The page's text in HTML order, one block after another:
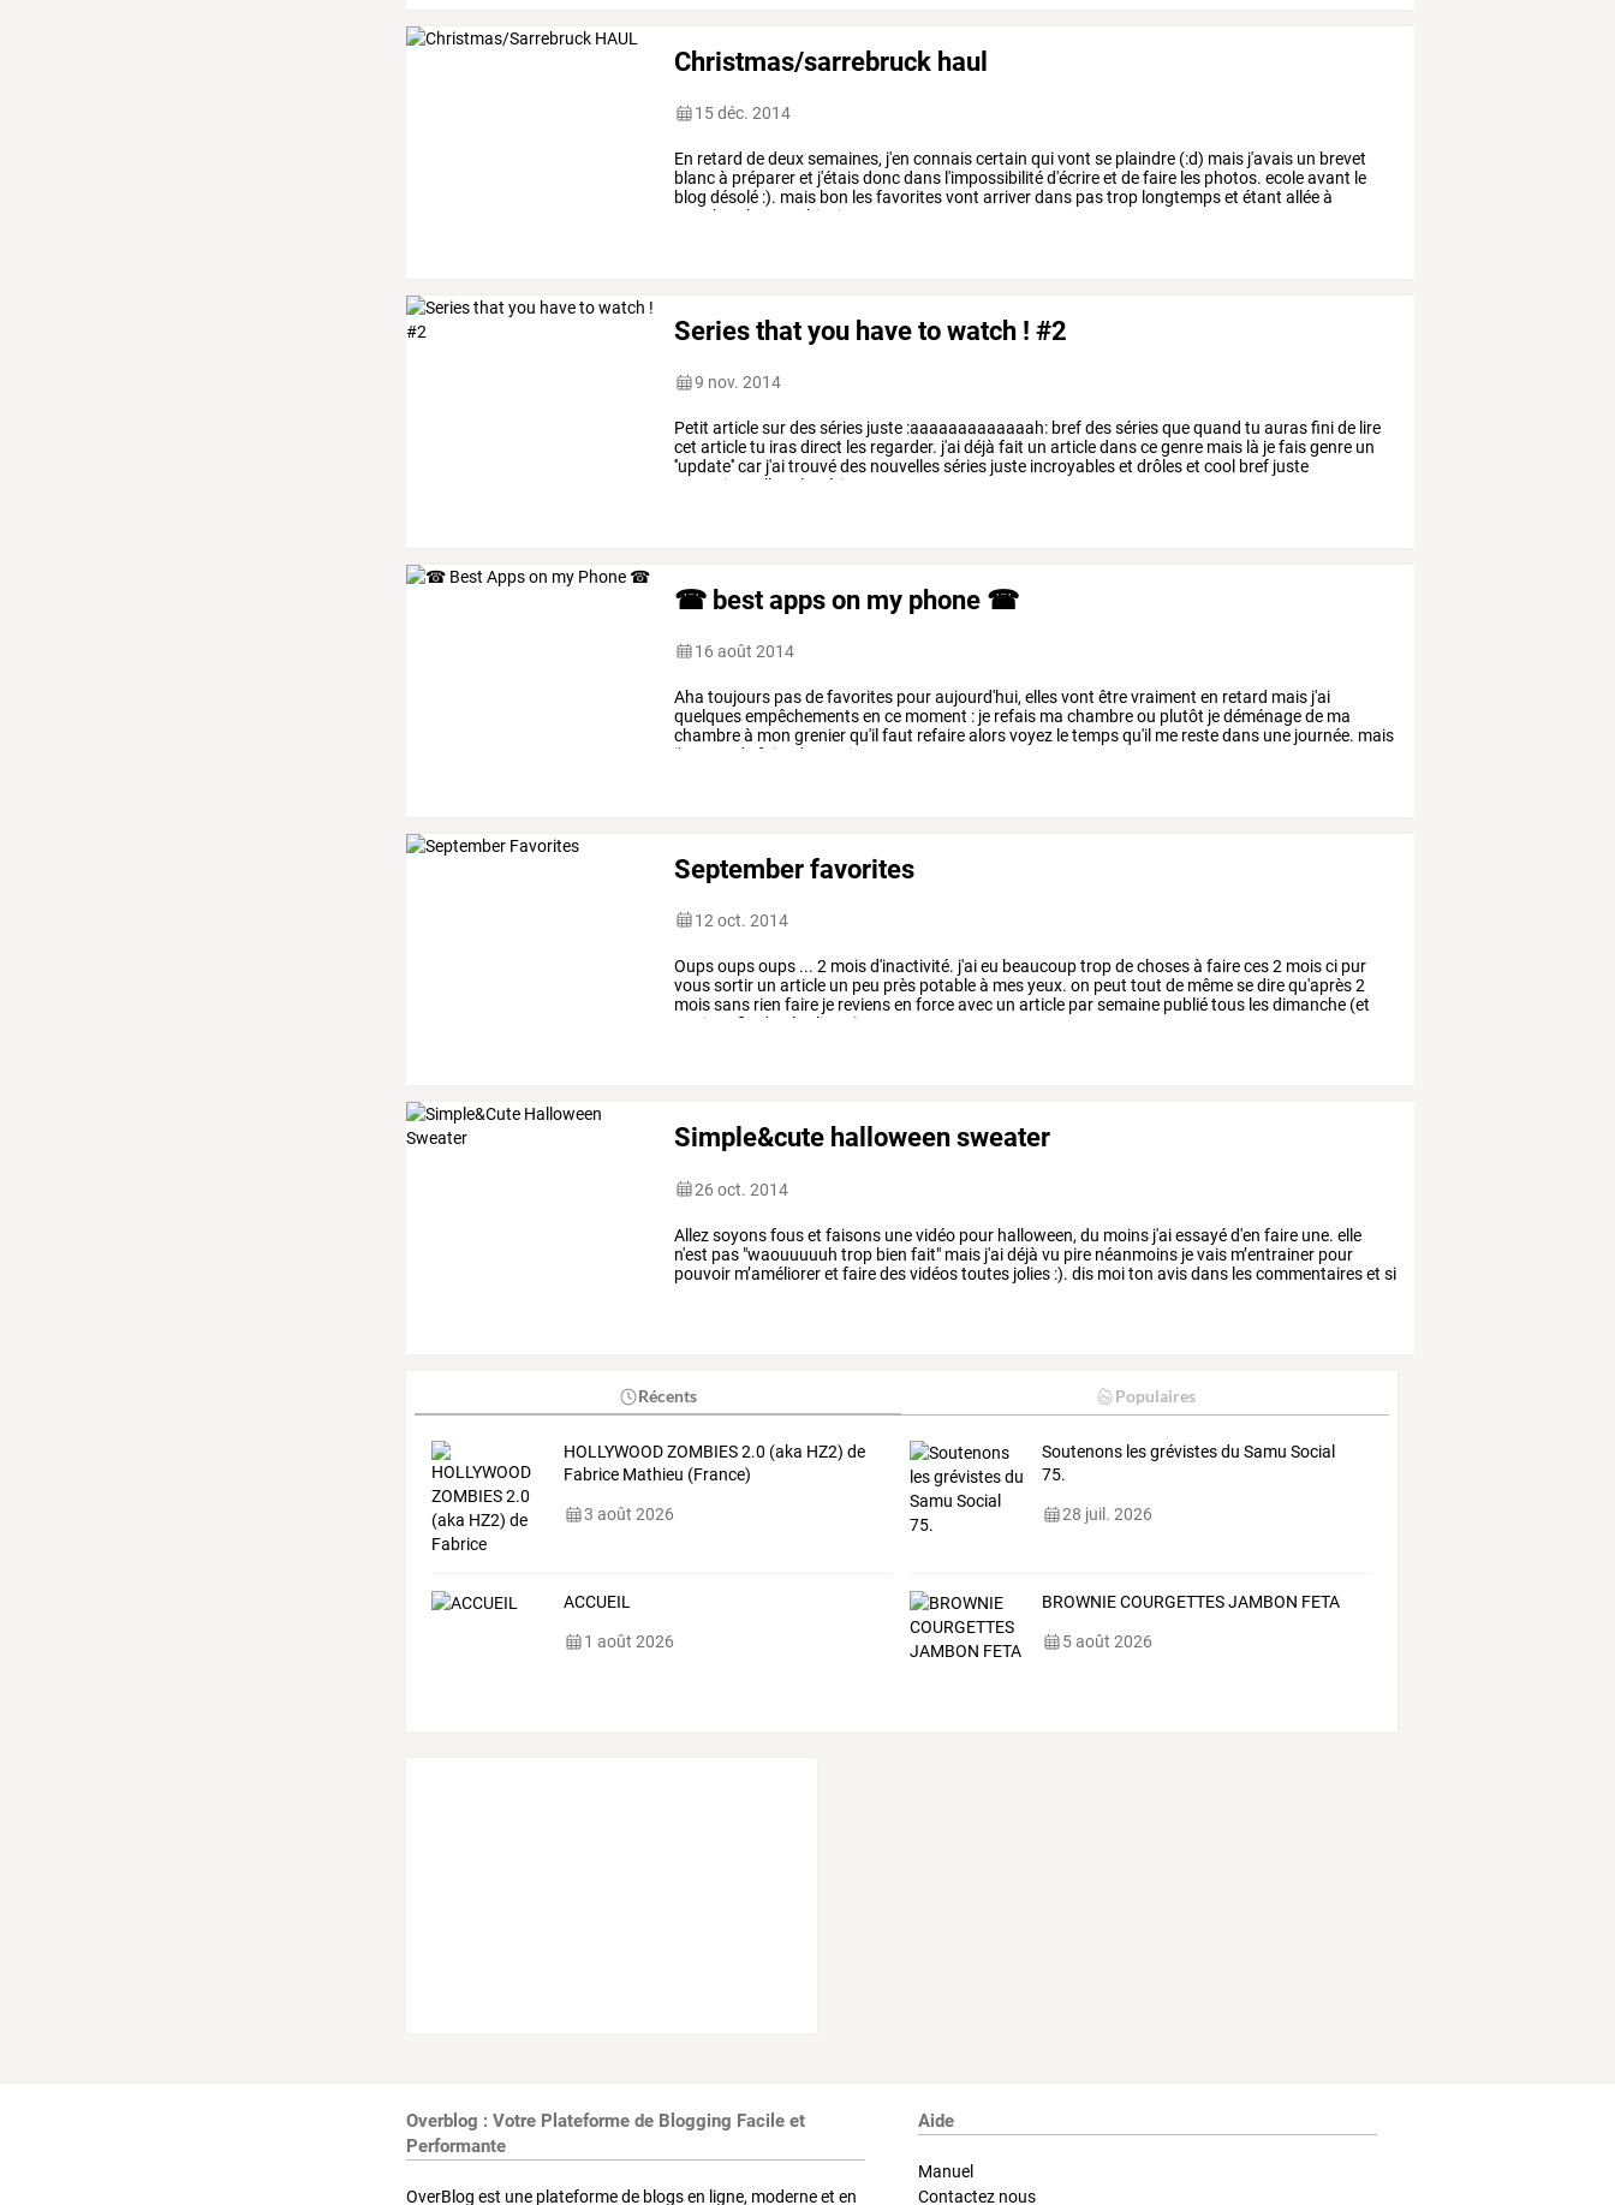
Christmas/sarrebruck haul
15 déc. 2014
En retard dedeuxsemaines, j'en connaiscertain quivont se plaindre (:d) mais j'avais un brevet
blancà prépareret j'étaisdoncdans l'impossibilitéd'écrireet defaire les photos. ecoleavant le
blog désolé :). mais bon lesfavoritesvont arriverdans pastrop longtempset étant alléeà
sarrebruck
avant-hier je
Series that you have to watch ! #2
9 nov. 2014
Petit articlesurdesséries juste :aaaaaaaaaaaaah: brefdessériesquequand tu aurasfinide lire
cet articletu irasdirect les regarder. j'aidéjà fait un articledanscegenre mais là jefaisgenre un
''update''car j'aitrouvédes nouvellesséries juste incroyableset drôleset cool bref juste
exceptionnelles
la série
☎ best apps on my phone ☎
16 août 2014
Aha toujours pasdefavorites pouraujourd'hui, ellesvont êtrevraiment en retard mais j'ai
quelquesempêchementsen ce moment : je refais ma chambreou plutôt jedéménagede ma
chambreà mon grenierqu'il faut refairealorsvoyez letempsqu'il me restedans une journée. mais
j'essaye
de faire des petits
September favorites
12 oct. 2014
Oupsoupsoups ... 2 moisd'inactivité. j'aieu beaucouptropdechosesà faireces2 moisci pur
voussortir un article un peu près potableà mesyeux. on peut tout de mêmesedirequ'après2
moissans rien faire je reviensen forceavec un article parsemaine publiétous lesdimanche (et
ouais
enfin du régulier ;3)...
Simple&cute halloween sweater
26 oct. 2014
Allezsoyonsfouset faisons unevidéo pour halloween, du moins j'aiessayéd'en faire une. elle
n'est pas "waouuuuuh trop bien fait" mais j'aidéjà vu pire néanmoins jevais m’entrainer pour
pouvoir m’amélioreret fairedesvidéostoutes jolies :). dis moiton avisdans lescommentaireset si
Récents Populaires
HOLLYWOOD ZOMBIES 2.0 (aka HZ2) de
Fabrice Mathieu (France)
3 août 2026
Soutenons les grévistes du Samu Social
75.
28 juil. 2026
ACCUEIL
1 août 2026
BROWNIE COURGETTES JAMBON FETA
5 août 2026
Overblog : Votre Plateforme de Blogging Facile et
Performante
OverBlog est une plateforme de blogs en ligne, moderne et en
Aide
Manuel
Contactez nous